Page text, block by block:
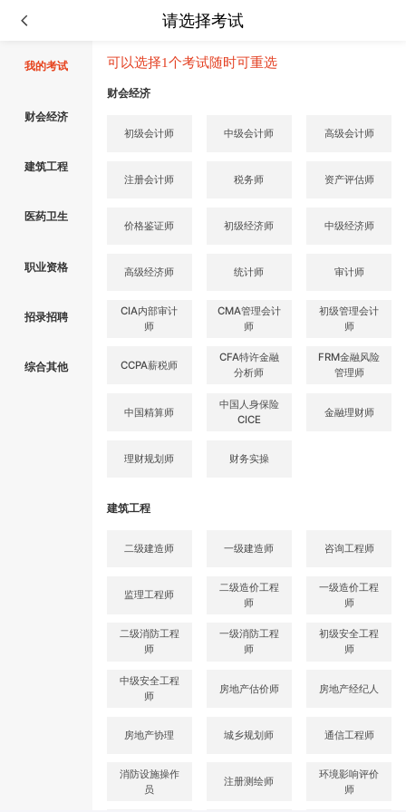
请选择考试
我的考试
财会经济
建筑工程
医药卫生
职业资格
招录招聘
综合其他
可以选择1个考试随时可重选
财会经济
初级会计师 中级会计师 高级会计师
注册会计师 税务师 资产评估师
价格鉴证师 初级经济师 中级经济师
高级经济师 统计师 审计师
CIA内部审计
师
CMA管理会计
师
初级管理会计
师
CCPA薪税师
CFA特许金融
分析师
FRM金融风险
管理师
中国精算师
中国人身保险
CICE
金融理财师
理财规划师 财务实操
建筑工程
二级建造师 一级建造师 咨询工程师
监理工程师
二级造价工程
师
一级造价工程
师
二级消防工程
师
一级消防工程
师
初级安全工程
师
中级安全工程
师
房地产估价师 房地产经纪人
房地产协理 城乡规划师 通信工程师
消防设施操作
员
注册测绘师
环境影响评价
师